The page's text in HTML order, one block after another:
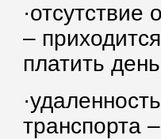
–
платить
транспорта